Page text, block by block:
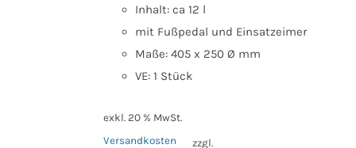
Inhalt: ca 12 l
mit Fußpedal und Einsatzeimer
Maße: 405 x 250 Ø mm
VE: 1 Stück
exkl. 20 % MwSt.
zzgl.
Versandkosten